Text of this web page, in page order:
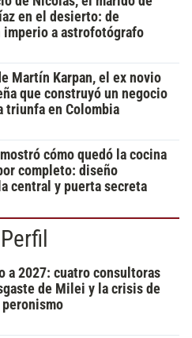
en el desierto: de
imperio a astrofotógrafo
Martín Karpan, el ex novio
que construyó un negocio
triunfa en Colombia
cómo quedó la cocina
completo: diseño
central y puerta secreta
a 2027: cuatro consultoras
de Milei y la crisis de
peronismo